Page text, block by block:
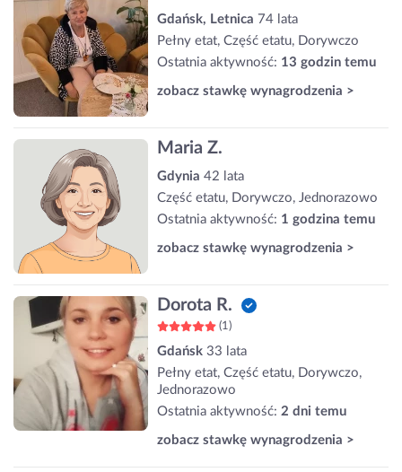
Gdańsk, Letnica 74 lata
Pełny etat, Część etatu, Dorywczo
Ostatnia aktywność: 13 godzin temu
zobacz stawkę wynagrodzenia >
Maria Z.
Gdynia 42 lata
Część etatu, Dorywczo, Jednorazowo
Ostatnia aktywność: 1 godzina temu
zobacz stawkę wynagrodzenia >
Dorota R.
(1)
Gdańsk 33 lata
Pełny etat, Część etatu, Dorywczo,
Jednorazowo
Ostatnia aktywność: 2 dni temu
zobacz stawkę wynagrodzenia >